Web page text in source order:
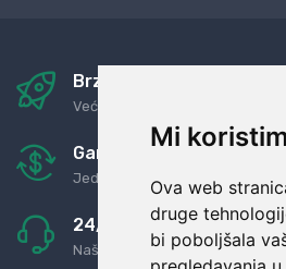
Mi
Ova web
druge
bi poboljšala
Brza i sigurna dostava
Već za nekoliko dana kod vas
Garancija u povrat
Jednostavno pravilo: Roba za
24/7 odlična podrška
Naši agenti uvijek na